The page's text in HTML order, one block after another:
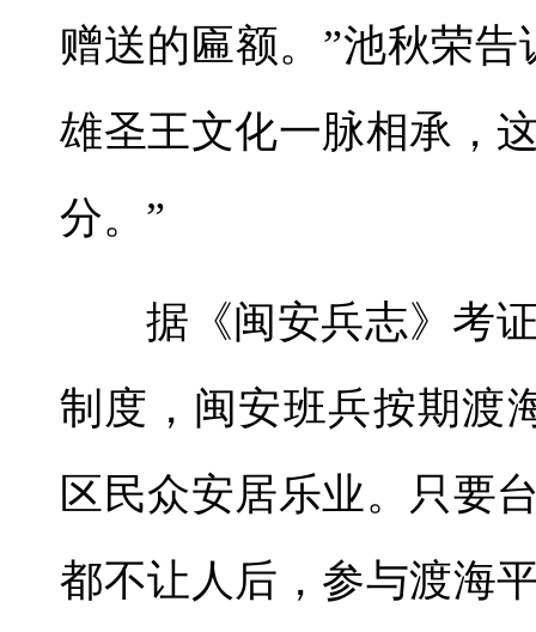
赠送的匾额。”池秋荣
雄圣王文化一脉相承，
分。”
据《闽安兵志》考
制度，闽安班兵按期渡
区民众安居乐业。只要
都不让人后，参与渡海